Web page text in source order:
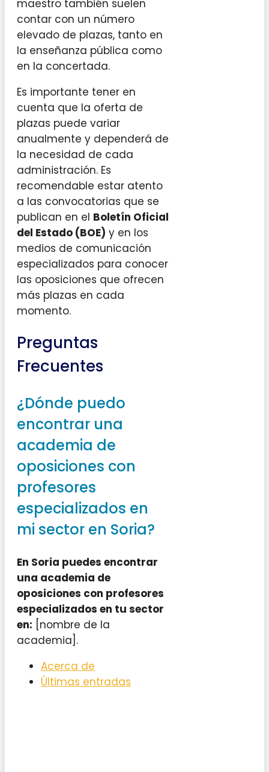
maestro también suelen
contar con un número
elevado de plazas, tanto en
la enseñanza pública como
en la concertada.
Es importante tener en
cuenta que la oferta de
plazas puede variar
anualmente y dependerá de
la necesidad de cada
administración. Es
recomendable estar atento
a las convocatorias que se
publican en el Boletín Oficial
del Estado (BOE) y en los
medios de comunicación
especializados para conocer
las oposiciones que ofrecen
más plazas en cada
momento.
Preguntas
Frecuentes
¿Dónde puedo
encontrar una
academia de
oposiciones con
profesores
especializados en
mi sector en Soria?
En Soria puedes encontrar
una academia de
oposiciones con profesores
especializados en tu sector
en: [nombre de la
academia].
Acerca de
Últimas entradas